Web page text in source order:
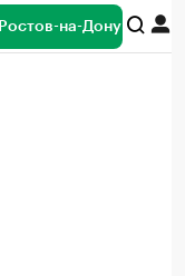
Ростов-на-Дону